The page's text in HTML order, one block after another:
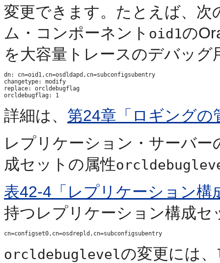
変更できます。たとえば、
ム・コンポーネント oid1の
を大容量トレースのデバッグ
dn: cn=oid1,cn=osdldapd,cn=subconfigsubentry
changetype: modify
replace: orcldebugflag
詳細は、 第24章「ロギングの
レプリケーション・サーバ
成セットの属性
表42-4「レプリケーション構
持つレプリケーション構成
orcldebuglevelの変更には、